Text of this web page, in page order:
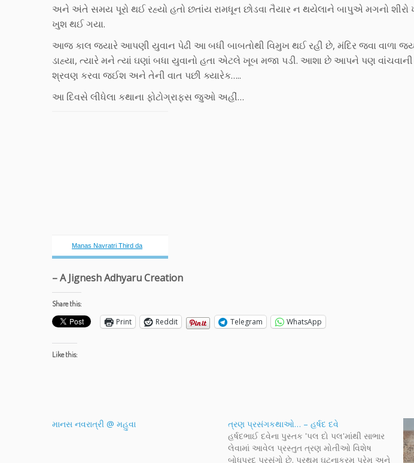
અને અંતે સમય પૂરો થઈ રહ્યો હતો છતાંય રામધૂન છોડવા તૈયાર ન થયેલાને બાપુએ મગનો શીરો
ખુશ થઈ ગયા.
આજ કાલ જ્યારે આપણી યુવાન પેઢી આ બધી બાબતોથી વિમુખ થઈ રહી છે, મંદિર જવા વાળા
ડાહ્યા, ત્યારે મને ત્યાં ઘણાં બધા યુવાનો હતા એટલે ખૂબ મજા પડી. આશા છે આપને પણ વાંચવાની
શ્રવણ કરવા જઈશ અને તેની વાત પછી ક્યારેક…..
આ દિવસે લીધેલા કથાના ફોટોગ્રાફ્સ જુઓ અહીં…
Manas Navratri Third da
– A Jignesh Adhyaru Creation
Share this:
Print Reddit Telegram WhatsApp
Like this:
માનસ નવરાત્રી @ મહુવા
ત્રણ પ્રસંગકથાઓ… – હર્ષદ દવે
હર્ષદભાઈ દવેના પુસ્તક 'પલ દો પલ'માંથી સાભાર
લેવામાં આવેલ પ્રસ્તુત ત્રણ મોતીઓ વિશેષ
બોધપ્રદ પ્રસંગો છે. પ્રથમ ઘટનાક્રમ પ્રેમ અને